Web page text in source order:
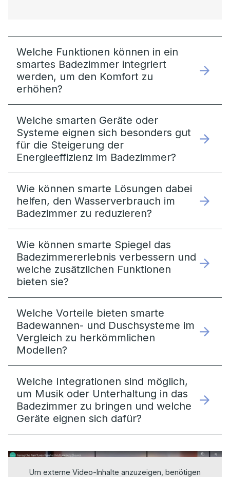
Welche Funktionen können in ein
smartes Badezimmer integriert
werden, um den Komfort zu
erhöhen?
Welche smarten Geräte oder
Systeme eignen sich besonders gut
für die Steigerung der
Energieeffizienz im Badezimmer?
Wie können smarte Lösungen dabei
helfen, den Wasserverbrauch im
Badezimmer zu reduzieren?
Wie können smarte Spiegel das
Badezimmererlebnis verbessern und
welche zusätzlichen Funktionen
bieten sie?
Welche Vorteile bieten smarte
Badewannen- und Duschsysteme im
Vergleich zu herkömmlichen
Modellen?
Welche Integrationen sind möglich,
um Musik oder Unterhaltung in das
Badezimmer zu bringen und welche
Geräte eignen sich dafür?
Um externe Video-Inhalte anzuzeigen, benötigen